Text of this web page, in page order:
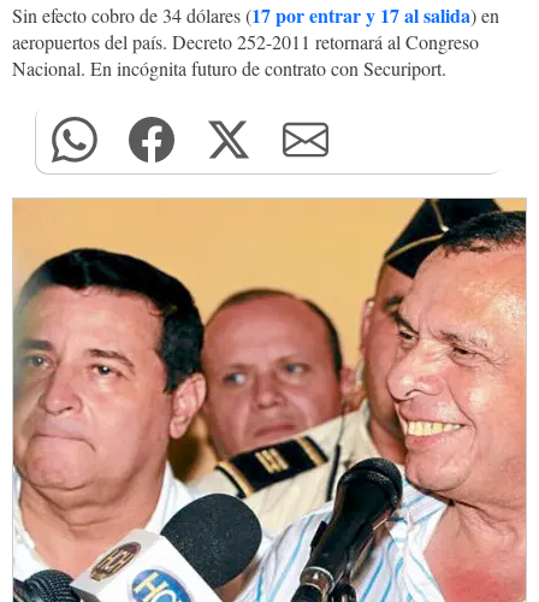
Sin efecto cobro de 34 dólares (17 por entrar y 17 al salida) en
aeropuertos del país. Decreto 252-2011 retornará al Congreso
Nacional. En incógnita futuro de contrato con Securiport.